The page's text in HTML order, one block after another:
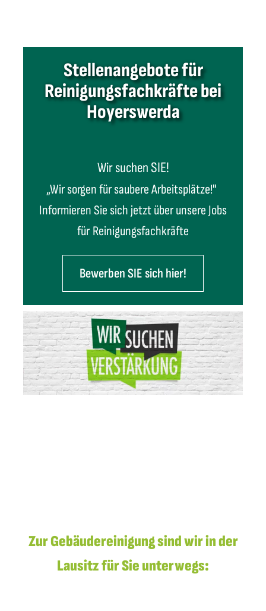
Stellenangebote für
Reinigungsfachkräfte bei
Hoyerswerda
Wir suchen SIE!
„Wir sorgen für saubere Arbeitsplätze!"
Informieren Sie sich jetzt über unsere Jobs
für Reinigungsfachkräfte
Bewerben SIE sich hier!
Zur Gebäudereinigung sind wir in der
Lausitz für Sie unterwegs: